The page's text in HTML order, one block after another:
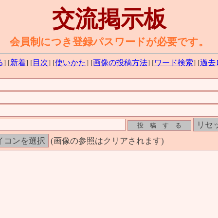
交流掲示板
会員制につき登録パスワードが必要です。
] [新着] [目次] [使いかた] [画像の投稿方法] [ワード検索] [過去
(画像の参照はクリアされます)